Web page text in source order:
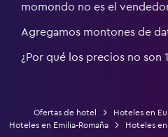
momondo no es el
Agregamos montones de
¿Por qué los precios no son
Ofertas de hotel Hoteles en
Hoteles en Emilia-Romaña
Hoteles